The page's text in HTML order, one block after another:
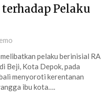
Pelaku
pelaku berinisial RA
Beji, Kota Depok, pada
menyoroti kerentanan
ibu kota….